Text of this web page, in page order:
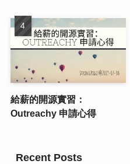
給薪的開源實習：
Outreachy 申請心得
Recent Posts